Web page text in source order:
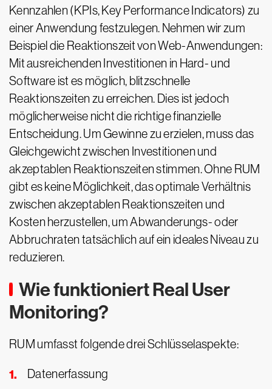
Kennzahlen (KPIs, Key Performance Indicators) zu
einer Anwendung festzulegen. Nehmen wir zum
Beispiel die Reaktionszeit von Web-Anwendungen:
Mit ausreichenden Investitionen in Hard- und
Software ist es möglich, blitzschnelle
Reaktionszeiten zu erreichen. Dies ist jedoch
möglicherweise nicht die richtige finanzielle
Entscheidung. Um Gewinne zu erzielen, muss das
Gleichgewicht zwischen Investitionen und
akzeptablen Reaktionszeiten stimmen. Ohne RUM
gibt es keine Möglichkeit, das optimale Verhältnis
zwischen akzeptablen Reaktionszeiten und
Kosten herzustellen, um Abwanderungs- oder
Abbruchraten tatsächlich auf ein ideales Niveau zu
reduzieren.
Wie funktioniert Real User
Monitoring?
RUM umfasst folgende drei Schlüsselaspekte:
Datenerfassung